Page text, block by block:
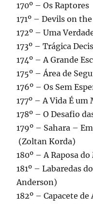
170º – Os
171º – Devils on
172º – Uma
173º – Trágica
174º – A Grande
175º – Área de
176º – Os Sem
177º – A Vida É
178º – O Desafio
179º – Sahara –
(Zoltan Korda)
180º – A Raposa
181º – Labaredas
Anderson)
182º – Capacete